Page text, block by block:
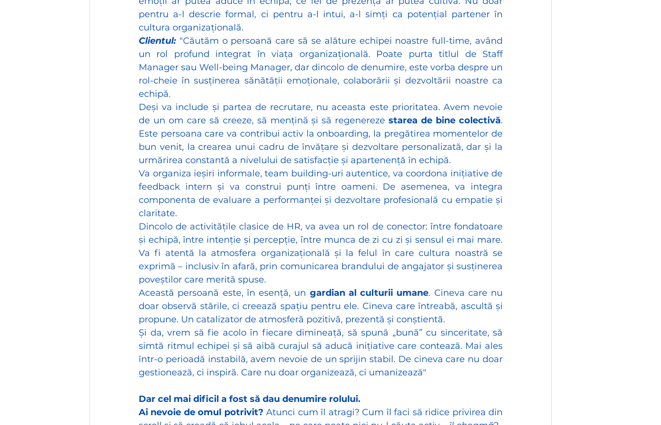
pentru a-l descrie formal, ci pentru a-l intui, a-l simți ca potențial partener în
cultura organizațională.
Clientul: "Căutăm o persoană care să se alăture echipei noastre full-time, având
un rol profund integrat în viața organizațională. Poate purta titlul de Staff
Manager sau Well-being Manager, dar dincolo de denumire, este vorba despre un
rol-cheie în susținerea sănătății emoționale, colaborării și dezvoltării noastre ca
echipă.
Deși va include și partea de recrutare, nu aceasta este prioritatea. Avem nevoie
de un om care să creeze, să mențină și să regenereze starea de bine colectivă.
Este persoana care va contribui activ la onboarding, la pregătirea momentelor de
bun venit, la crearea unui cadru de învățare și dezvoltare personalizată, dar și la
urmărirea constantă a nivelului de satisfacție și apartenență în echipă.
Va organiza ieșiri informale, team building-uri autentice, va coordona inițiative de
feedback intern și va construi punți între oameni. De asemenea, va integra
componenta de evaluare a performanței și dezvoltare profesională cu empatie și
claritate.
Dincolo de activitățile clasice de HR, va avea un rol de conector: între fondatoare
și echipă, între intenție și percepție, între munca de zi cu zi și sensul ei mai mare.
Va fi atentă la atmosfera organizațională și la felul în care cultura noastră se
exprimă – inclusiv în afară, prin comunicarea brandului de angajator și susținerea
poveștilor care merită spuse.
Această persoană este, în esență, un gardian al culturii umane. Cineva care nu
doar observă stările, ci creează spațiu pentru ele. Cineva care întreabă, ascultă și
propune. Un catalizator de atmosferă pozitivă, prezentă și conștientă.
Și da, vrem să fie acolo în fiecare dimineață, să spună „bună” cu sinceritate, să
simtă ritmul echipei și să aibă curajul să aducă inițiative care contează. Mai ales
într-o perioadă instabilă, avem nevoie de un sprijin stabil. De cineva care nu doar
gestionează, ci inspiră. Care nu doar organizează, ci umanizează"
Dar cel mai dificil a fost să dau denumire rolului.
Ai nevoie de omul potrivit? Atunci cum îl atragi? Cum îl faci să ridice privirea din